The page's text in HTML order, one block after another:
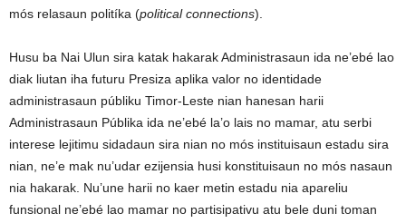
mós relasaun politíka (political connections).
Husu ba Nai Ulun sira katak hakarak Administrasaun ida ne’ebé lao
diak liutan iha futuru Presiza aplika valor no identidade
administrasaun públiku Timor-Leste nian hanesan harii
Administrasaun Públika ida ne’ebé la’o lais no mamar, atu serbi
interese lejitimu sidadaun sira nian no mós instituisaun estadu sira
nian, ne’e mak nu’udar ezijensia husi konstituisaun no mós nasaun
nia hakarak. Nu’une harii no kaer metin estadu nia apareliu
funsional ne’ebé lao mamar no partisipativu atu bele duni toman